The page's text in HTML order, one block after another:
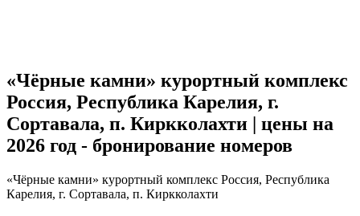
«Чёрные камни» курортный комплекс
Россия, Республика Карелия, г.
Сортавала, п. Киркколахти | цены на
2026 год - бронирование номеров
«Чёрные камни» курортный комплекс Россия, Республика
Карелия, г. Сортавала, п. Киркколахти